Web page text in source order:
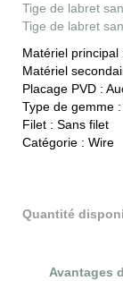
Tige de labret
Tige de labret
Matériel principal
Matériel
Placage PVD :
Type de gemme :
Filet : Sans filet
Catégorie : Wire
Quantité
Avantages